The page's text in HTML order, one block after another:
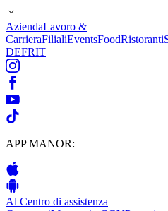
AziendaLavoro &
CarrieraFilialiEventsFoodRistoranti
DEFRIT
APP MANOR:
Al Centro di assistenza